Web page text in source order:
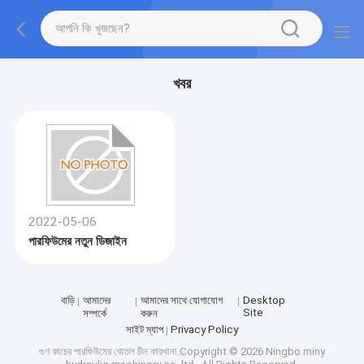
খবর
2022-05-06
পারফিউমের নতুন ডিজাইন
বাড়ি
আমাদের
সম্পর্কে
আমাদের সাথে যোগাযোগ
করুন
Desktop
Site
সাইট ম্যাপ
Privacy Policy
গুণ কাচের পারফিউমের বোতল চীন কারখানা.Copyright © 2026 Ningbo miny